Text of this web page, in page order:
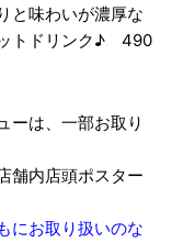
と味わいが濃厚な
ットドリンク♪ 490
ーは、一部お取り
舗内店頭ポスター
にお取り扱いのな